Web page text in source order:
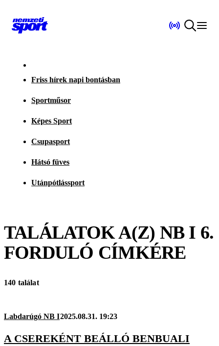
Friss hírek napi bontásban
Sportműsor
Képes Sport
Csupasport
Hátsó füves
Utánpótlássport
TALÁLATOK A(Z) NB I 6.
FORDULÓ CÍMKÉRE
140 találat
Labdarúgó NB I2025.08.31. 19:23
A CSEREKÉNT BEÁLLÓ BENBUALI